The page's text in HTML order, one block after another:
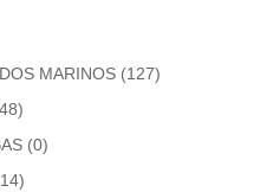
MARINOS (127)
(0)